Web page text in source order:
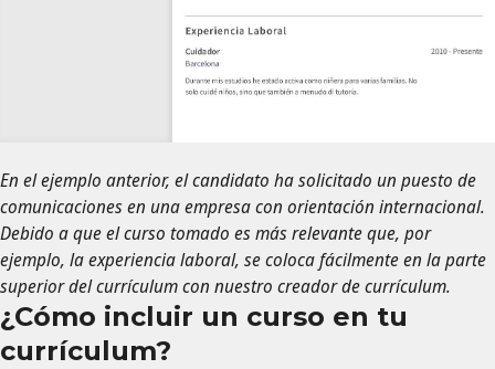
En el ejemplo anterior, el candidato ha solicitado un puesto de
comunicaciones en una empresa con orientación internacional.
Debido a que el curso tomado es más relevante que, por
ejemplo, la experiencia laboral, se coloca fácilmente en la parte
superior del currículum con nuestro creador de currículum.
¿Cómo incluir un curso en tu
currículum?